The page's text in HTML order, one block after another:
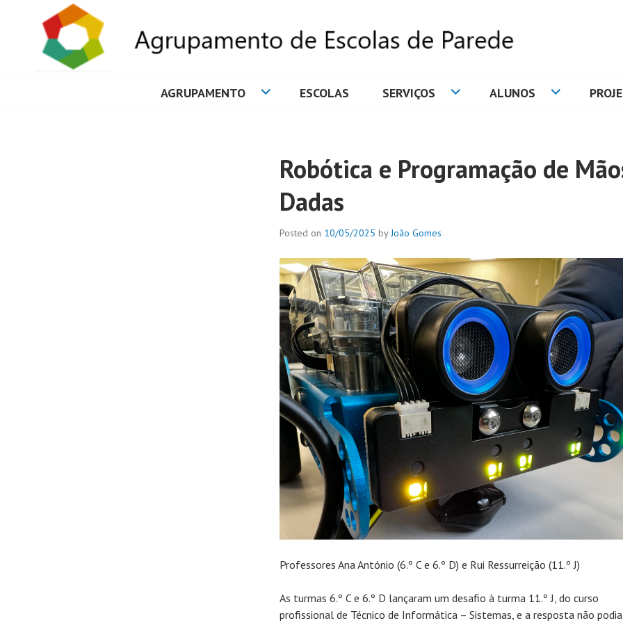
AGRUPAMENTO ESCOLAS SERVIÇOS ALUNOS
Robótica e Programação de
Dadas
Posted on 10/05/2025 byJoão Gomes
Professores Ana António (6.º C e 6.º D) e Rui Ressurreição (11.º J)
As turmas 6.º C e 6.º D lançaram um desafio à turma 11.º J, do curso
profissional de Técnico de Informática – Sistemas, e a resposta não